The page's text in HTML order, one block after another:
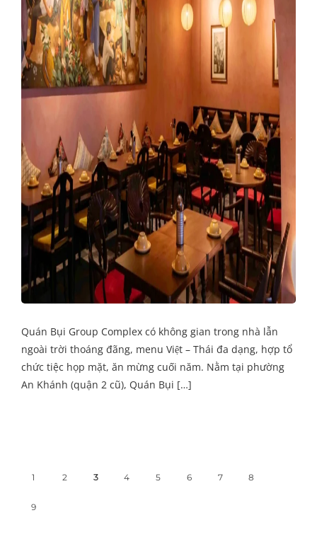
Quán Bụi Group Complex có không gian trong nhà lẫn
ngoài trời thoáng đãng, menu Việt – Thái đa dạng, hợp tổ
chức tiệc họp mặt, ăn mừng cuối năm. Nằm tại phường
An Khánh (quận 2 cũ), Quán Bụi […]
1 2 3 4 5 6 7 8
9